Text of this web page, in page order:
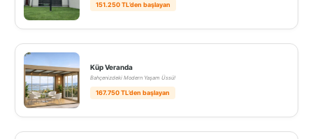
151.250 TL’den başlayan
Küp Veranda
Bahçenizdeki Modern Yaşam Üssü!
167.750 TL’den başlayan